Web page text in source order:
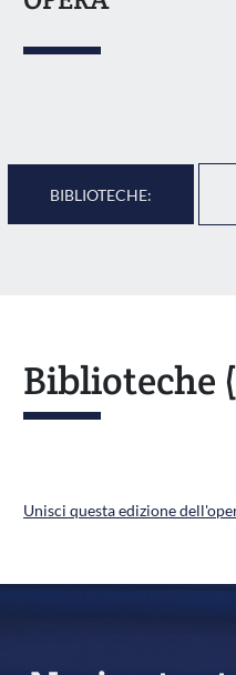
BIBLIOTECHE:
Biblioteche
Unisci questa edizione